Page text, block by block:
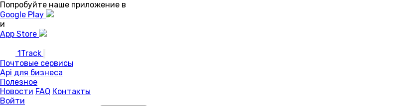
Попробуйте наше приложение в
Google Play
и
App Store
1Track
Почтовые сервисы
Api для бизнеса
Полезное
Новости FAQ Контакты
Войти